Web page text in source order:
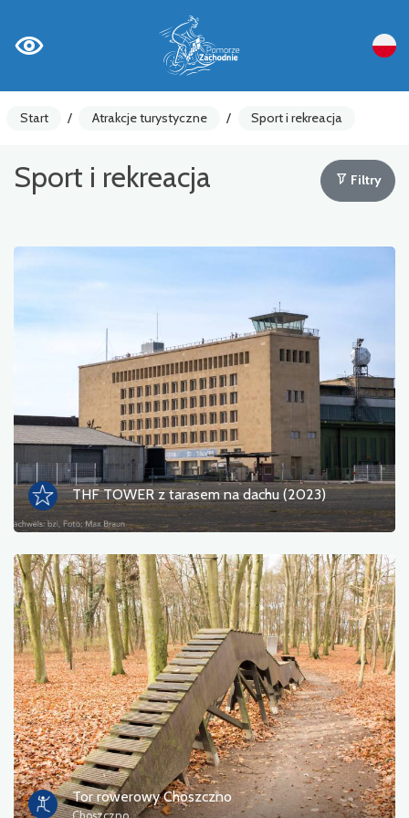
Start / Atrakcje turystyczne / Sport i rekreacja
Sport i rekreacja Filtry
THF TOWER z tarasem na dachu (2023)
Tor rowerowy Choszczno
Atrakcja turystyczna
Gastronomia
Informacja turystyczna
Kąpieliska
Kultura i rozrywka
Miejsce odpoczynku
Militaria
Muzeum
Noclegi
Pola namiotowe
Pomniki, rzeźby, murale